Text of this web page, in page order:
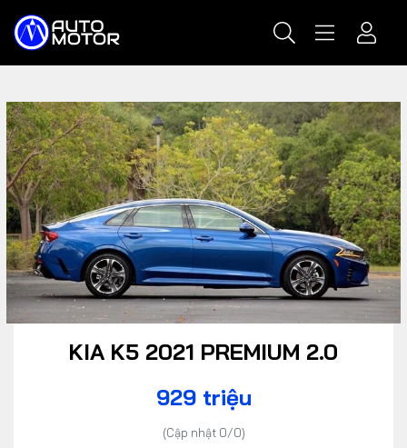
KIA K5 2021 PREMIUM 2.0
929 triệu
(Cập nhật 0/0)